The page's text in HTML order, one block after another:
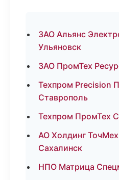
ЗАО Альянс
Ульяновск
ЗАО ПромТех
Техпром Precision
Ставрополь
Техпром ПромТех
АО Холдинг
Сахалинск
НПО Матрица